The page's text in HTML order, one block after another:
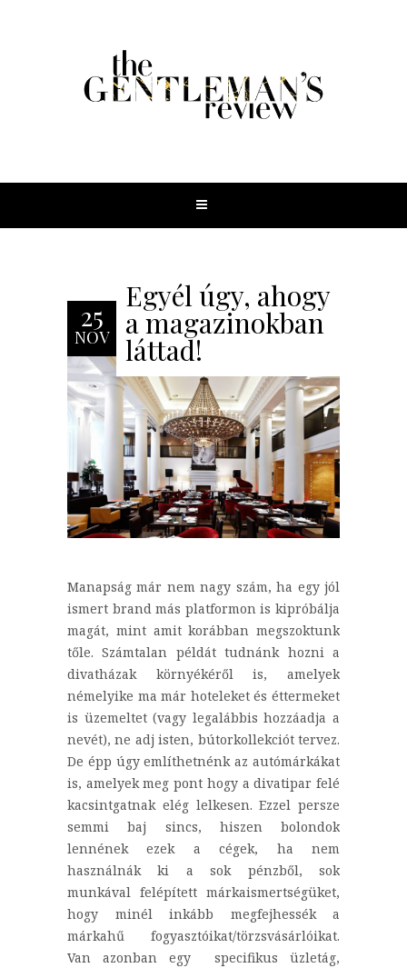
25
NOV
Egyél úgy, ahogy
a magazinokban
láttad!
Manapság már nem nagy szám, ha egy jól
ismert brand más platformon is kipróbálja
magát, mint amit korábban megszoktunk
tőle. Számtalan példát tudnánk hozni a
divatházak környékéről is, amelyek
némelyike ma már hoteleket és éttermeket
is üzemeltet (vagy legalábbis hozzáadja a
nevét), ne adj isten, bútorkollekciót tervez.
De épp úgy említhetnénk az autómárkákat
is, amelyek meg pont hogy a divatipar felé
kacsintgatnak elég lelkesen. Ezzel persze
semmi baj sincs, hiszen bolondok
lennének ezek a cégek, ha nem
használnák ki a sok pénzből, sok
munkával felépített márkaismertségüket,
hogy minél inkább megfejhessék a
márkahű fogyasztóikat/törzsvásárlóikat.
Van azonban egy specifikus üzletág,